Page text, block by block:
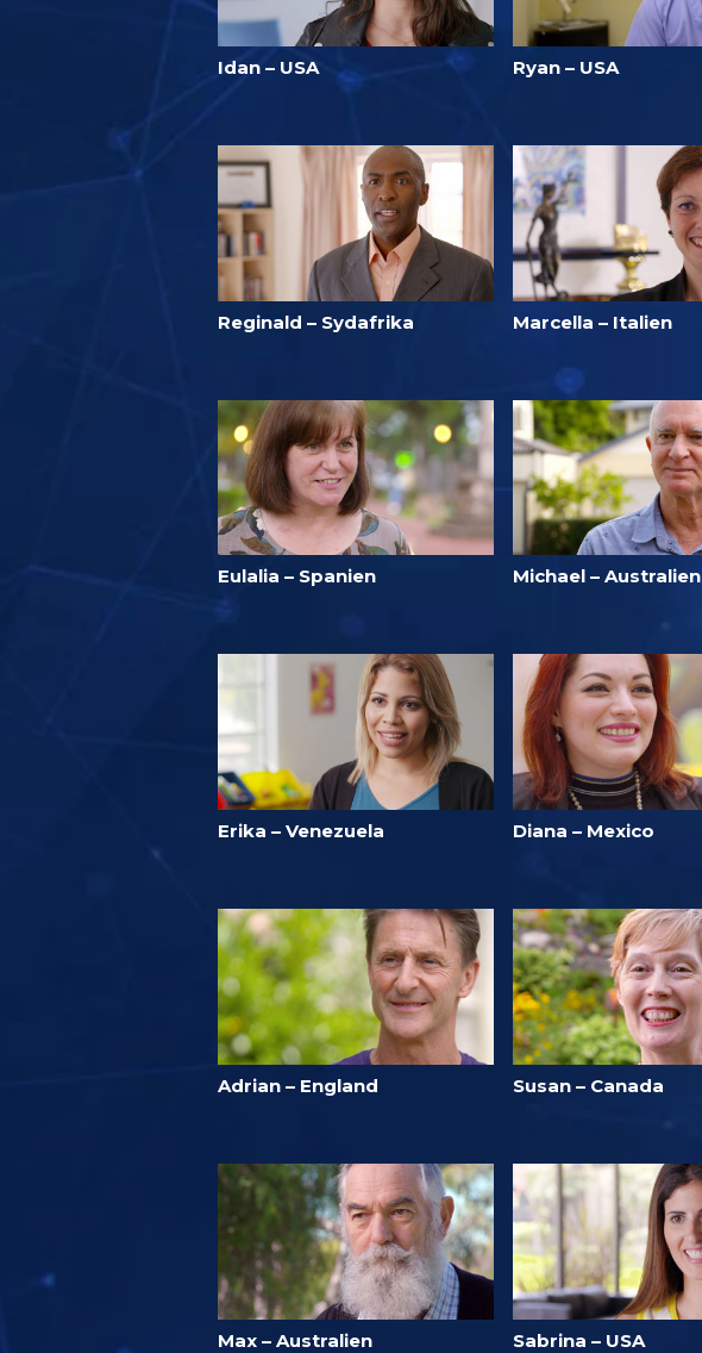
Idan – USA Ryan – USA
Reginald – Sydafrika Marcella – Italien
Eulalia – Spanien Michael – Australien
Erika – Venezuela Diana – Mexico
Adrian – England Susan – Canada
Max – Australien Sabrina – USA